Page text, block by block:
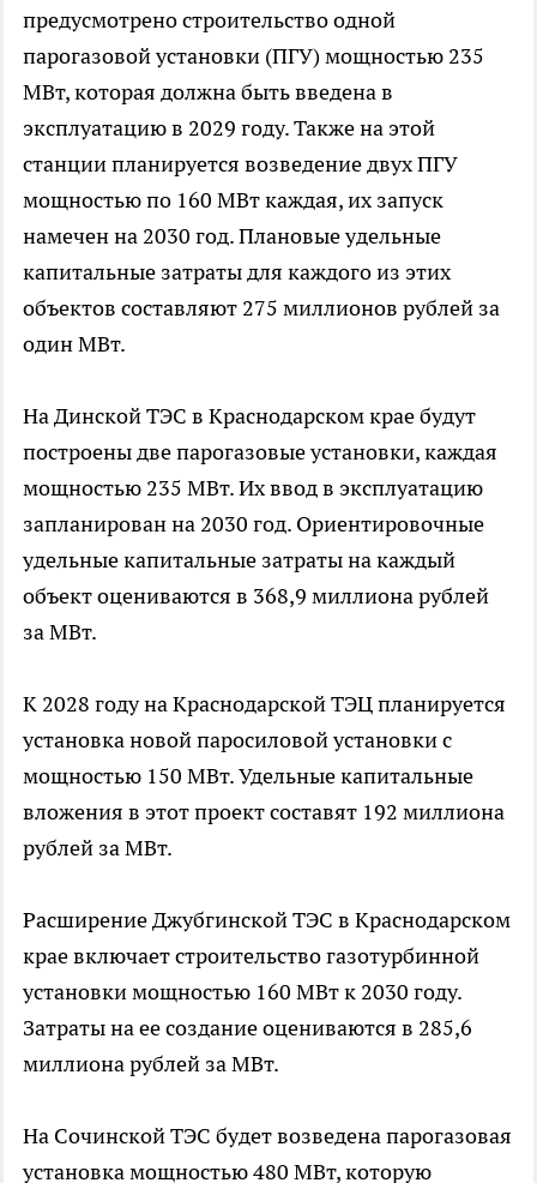
предусмотрено строительство одной
парогазовой установки (ПГУ) мощностью 235
МВт, которая должна быть введена в
эксплуатацию в 2029 году. Также на этой
станции планируется возведение двух ПГУ
мощностью по 160 МВт каждая, их запуск
намечен на 2030 год. Плановые удельные
капитальные затраты для каждого из этих
объектов составляют 275 миллионов рублей за
один МВт.
На Динской ТЭС в Краснодарском крае будут
построены две парогазовые установки, каждая
мощностью 235 МВт. Их ввод в эксплуатацию
запланирован на 2030 год. Ориентировочные
удельные капитальные затраты на каждый
объект оцениваются в 368,9 миллиона рублей
за МВт.
К 2028 году на Краснодарской ТЭЦ планируется
установка новой паросиловой установки с
мощностью 150 МВт. Удельные капитальные
вложения в этот проект составят 192 миллиона
рублей за МВт.
Расширение Джубгинской ТЭС в Краснодарском
крае включает строительство газотурбинной
установки мощностью 160 МВт к 2030 году.
Затраты на ее создание оцениваются в 285,6
миллиона рублей за МВт.
На Сочинской ТЭС будет возведена парогазовая
установка мощностью 480 МВт, которую